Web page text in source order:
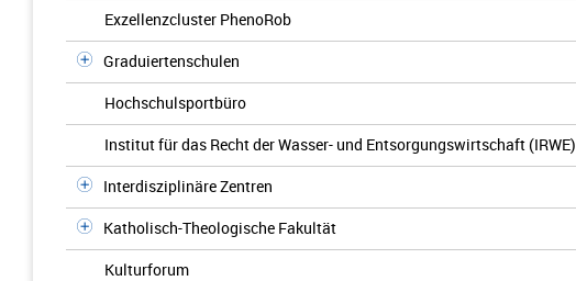
Exzellenzcluster PhenoRob
Graduiertenschulen
Hochschulsportbüro
Institut für das Recht der Wasser- und Entsorgungswirtschaft (IRWE)
Interdisziplinäre Zentren
Katholisch-Theologische Fakultät
Kulturforum